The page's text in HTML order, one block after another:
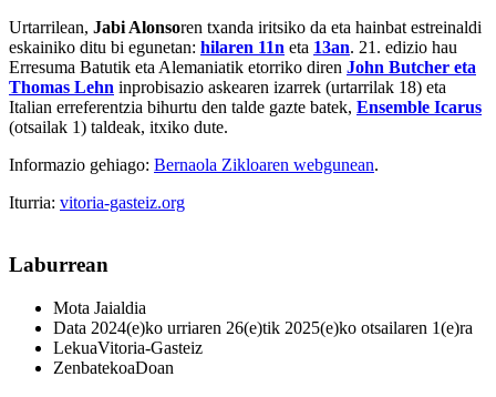
Urtarrilean, Jabi Alonsoren txanda iritsiko da eta hainbat estreinaldi
eskainiko ditu bi egunetan: hilaren 11n eta 13an. 21. edizio hau
Erresuma Batutik eta Alemaniatik etorriko diren John Butcher eta
Thomas Lehn inprobisazio askearen izarrek (urtarrilak 18) eta
Italian erreferentzia bihurtu den talde gazte batek, Ensemble Icarus
(otsailak 1) taldeak, itxiko dute.
Informazio gehiago: Bernaola Zikloaren webgunean.
Iturria: vitoria-gasteiz.org
Laburrean
Mota Jaialdia
Data 2024(e)ko urriaren 26(e)tik 2025(e)ko otsailaren 1(e)ra
LekuaVitoria-Gasteiz
ZenbatekoaDoan